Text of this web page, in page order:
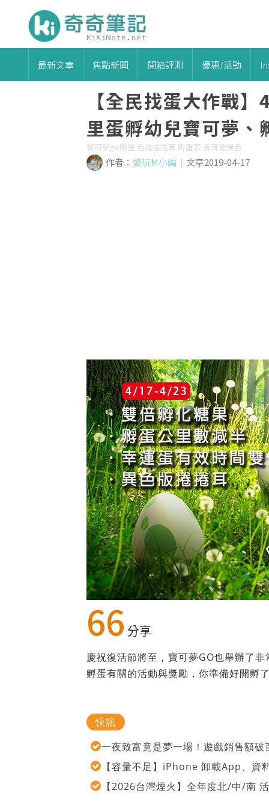
最新文章 焦點新聞 開箱評測 優惠/活動
【全民找蛋大作戰
里蛋孵幼兒寶可夢、
寶可夢go孵蛋 色違捲捲耳 孵蛋表 長耳兔異色
作者： 愛玩M小編 | 文章2019-04-17
66 分享
慶祝復活節將至，寶可夢GO也舉辦了非
孵蛋有關的活動與獎勵，你準備好開孵
快訊
一夜致富竟是夢一場！遊戲銷售額
【容量不足】iPhone 卸載App、資
【2026台灣煙火】全年度北/中/南